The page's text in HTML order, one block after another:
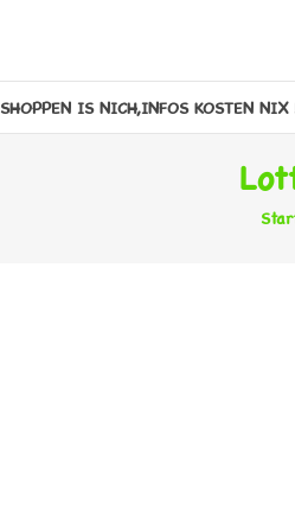
SHOPPEN IS NICH,INFOS KOSTEN NIX